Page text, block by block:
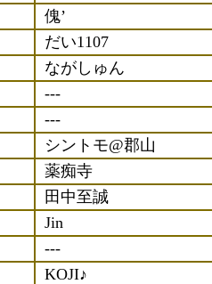
傀’
だい1107
ながしゅん
---
---
シントモ@郡山
薬痴寺
田中至誠
Jin
---
KOJI♪